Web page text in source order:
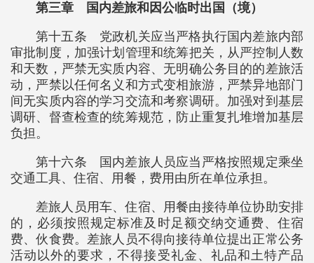
第三章 国内差旅和因公临时出国（境）
第十五条 党政机关应当严格执行国内差旅内部
审批制度，加强计划管理和统筹把关，从严控制人数
和天数，严禁无实质内容、无明确公务目的的差旅活
动，严禁以任何名义和方式变相旅游，严禁异地部门
间无实质内容的学习交流和考察调研。加强对到基层
调研、督查检查的统筹规范，防止重复扎堆增加基层
负担。
第十六条 国内差旅人员应当严格按照规定乘坐
交通工具、住宿、用餐，费用由所在单位承担。
差旅人员用车、住宿、用餐由接待单位协助安排
的，必须按照规定标准及时足额交纳交通费、住宿
费、伙食费。差旅人员不得向接待单位提出正常公务
活动以外的要求，不得接受礼金、礼品和土特产品